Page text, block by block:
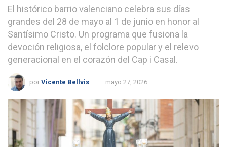
El histórico barrio valenciano celebra sus días
grandes del 28 de mayo al 1 de junio en honor al
Santísimo Cristo. Un programa que fusiona la
devoción religiosa, el folclore popular y el relevo
generacional en el corazón del Cap i Casal.
por Vicente Bellvis mayo 27, 2026